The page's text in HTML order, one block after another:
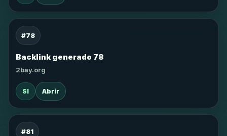
#78
Backlink generado 78
2bay.org
SI Abrir
#81